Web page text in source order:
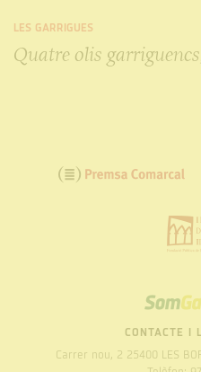
LES GARRIGUES
Quatre olis
CONTACTE I
Carrer nou, 2 25400 LES